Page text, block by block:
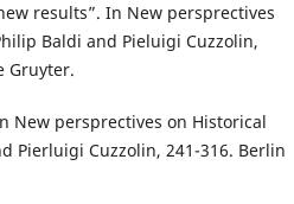
results”. In New persprectives
Baldi and Pieluigi Cuzzolin,
Gruyter.
New persprectives on Historical
Pierluigi Cuzzolin, 241-316. Berlin